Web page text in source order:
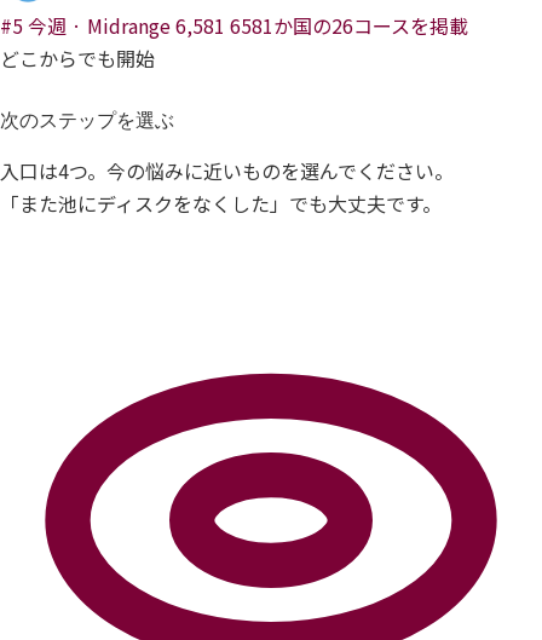
#5 今週 · Midrange6,581 6581か国の26コースを掲載
どこからでも開始
次のステップを選ぶ
入口は4つ。今の悩みに近いものを選んでください。
「また池にディスクをなくした」でも大丈夫です。